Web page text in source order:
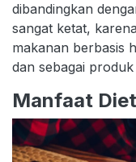
dibandingkan
sangat ketat,
makanan berbasis
dan sebagai produk
Manfaat